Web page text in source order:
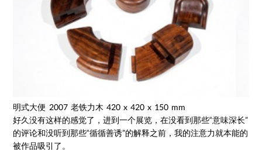
明式大便 2007 老铁力木 420 x 420 x 150 mm
好久没有这样的感觉了，进到一个展览，在没看到那些“意味深长”
的评论和没听到那些“循循善诱”的解释之前，我的注意力就本能的
被作品吸引了。